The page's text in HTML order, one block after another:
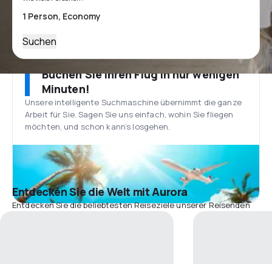
Suchen
Buchen Sie Ihren Flug in nur wenigen
Minuten!
Unsere intelligente Suchmaschine übernimmt die ganze
Arbeit für Sie. Sagen Sie uns einfach, wohin Sie fliegen
möchten, und schon kann’s losgehen.
Entdecken Sie die Welt mit Aurora
Entdecken Sie die beliebtesten Reiseziele unserer Reisenden